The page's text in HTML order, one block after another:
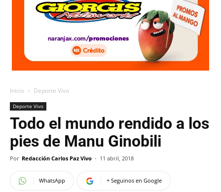
Inicio Deporte Vivo
Deporte Vivo
Todo el mundo rendido a los
pies de Manu Ginobili
Por Redacción Carlos Paz Vivo - 11 abril, 2018
WhatsApp + Seguinos en Google